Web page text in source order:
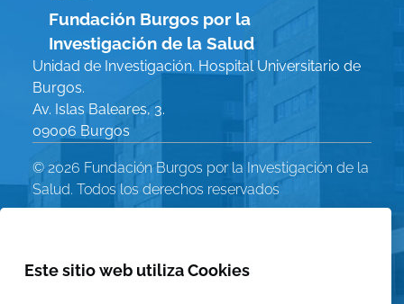
Fundación Burgos por la
Investigación de la Salud
Unidad de Investigación. Hospital Universitario de
Burgos.
Av. Islas Baleares, 3.
09006 Burgos
© 2026 Fundación Burgos por la Investigación de la
Salud. Todos los derechos reservados
Política de Cookies
Este sitio web utiliza Cookies